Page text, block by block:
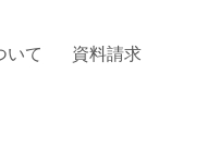
いて 資料請求